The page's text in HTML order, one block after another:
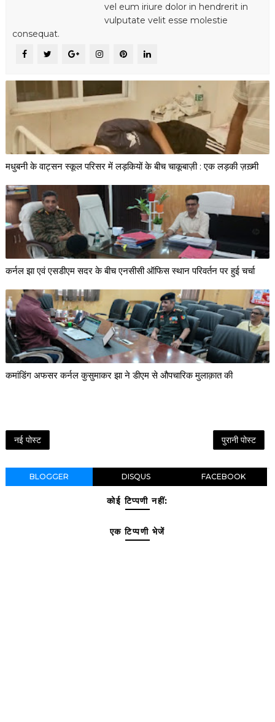
vel eum iriure dolor in hendrerit in
vulputate velit esse molestie
consequat.
मधुबनी के वाट्सन स्कूल परिसर में लड़कियों के बीच चाकूबाज़ी : एक लड़की ज़ख़्मी
कर्नल झा एवं एसडीएम सदर के बीच एनसीसी ऑफिस स्थान परिवर्तन पर हुई चर्चा
कमांडिंग अफसर कर्नल कुसुमाकर झा ने डीएम से औपचारिक मुलाक़ात की
नई पोस्ट पुरानी पोस्ट
BLOGGER DISQUS FACEBOOK
कोई टिप्पणी नहीं:
एक टिप्पणी भेजें